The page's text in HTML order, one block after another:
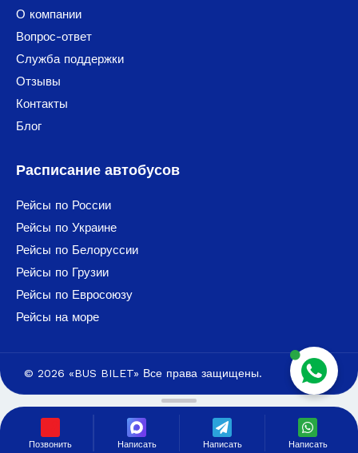
О компании
Вопрос-ответ
Служба поддержки
Отзывы
Контакты
Блог
Расписание автобусов
Рейсы по России
Рейсы по Украине
Рейсы по Белоруссии
Рейсы по Грузии
Рейсы по Евросоюзу
Рейсы на море
© 2026 «BUS BILET» Все права защищены.
Позвонить Написать Написать Написать